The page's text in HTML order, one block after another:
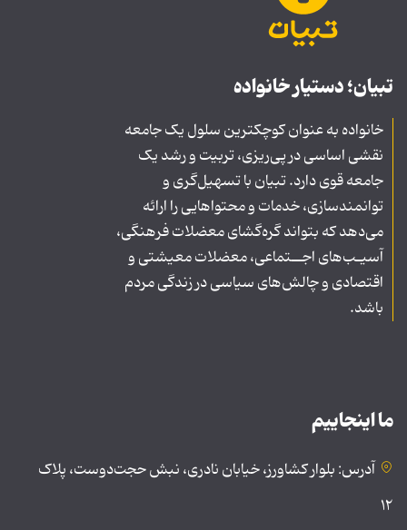
تبیان؛ دستیار خانواده
خانواده به عنوان کوچکترین سلول یک جامعه
نقشی اساسی در پی‌ریزی، تربیت و رشد یک
جامعه قوی دارد. تبیان با تسهیل‌گری و
توانمندسازی، خدمات و محتواهایی را ارائه
می‌دهد که بتواند گره‌گشای معضلات فرهنگی،
آسیـب‌های اجــتماعی، معضلات معیشتی و
اقتصادی و چالش‌های سیاسی در زندگی مردم
باشد.
ما اینجاییم
آدرس: بلوار کشاورز، خیابان نادری، نبش حجت‌دوست، پلاک
۱۲